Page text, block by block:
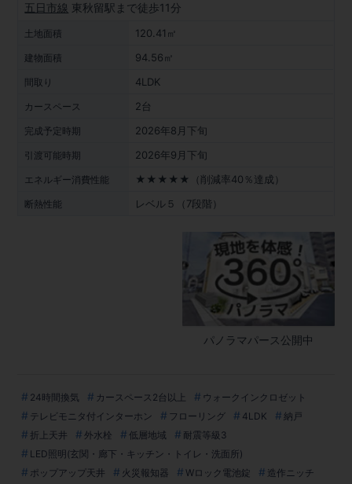
五日市線 東秋留駅まで徒歩11分
土地面積 120.41㎡
建物面積 94.56㎡
間取り 4LDK
カースペース 2台
完成予定時期 2026年8月下旬
引渡可能時期 2026年9月下旬
エネルギー消費性能 ★★★★★（削減率40％達成）
断熱性能 レベル５（7段階）
24時間換気 カースペース2台以上
ウォークインクロゼット
テレビモニタ付インターホン
フローリング 4LDK
納戸
折上天井
外水栓 低層地域
耐震等級3
LED照明(玄関・廊下・キッチン・トイレ・洗面所)
ポップアップ天井
火災報知器 Wロック電池錠
造作ニッチ
パノラマパース公開中